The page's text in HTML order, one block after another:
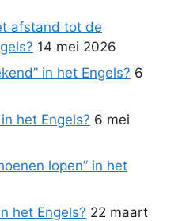
afstand tot de
14 mei 2026
in het Engels? 6
het Engels? 6 mei
lopen” in het
het Engels? 22 maart